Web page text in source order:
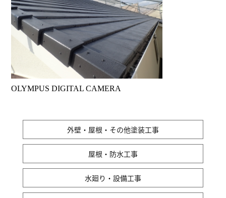
OLYMPUS DIGITAL CAMERA
外壁・屋根・その他塗装工事
屋根・防水工事
水廻り・設備工事